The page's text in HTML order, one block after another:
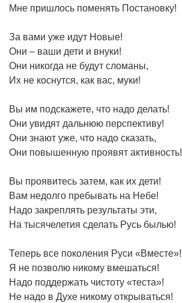
Мне пришлось поменять Постановку!
За вами уже идут Новые!
Они – ваши дети и внуки!
Они никогда не будут сломаны,
Их не коснутся, как вас, муки!
Вы им подскажете, что надо делать!
Они увидят дальнюю перспективу!
Они знают уже, что надо сказать,
Они повышенную проявят активность!
Вы проявитесь затем, как их дети!
Вам недолго пребывать на Небе!
Надо закреплять результаты эти,
На тысячелетия сделать Русь былью!
Теперь все поколения Руси «Вместе»!
Я не позволю никому вмешаться!
Надо поддержать чистоту «теста»!
Не надо в Духе никому открываться!